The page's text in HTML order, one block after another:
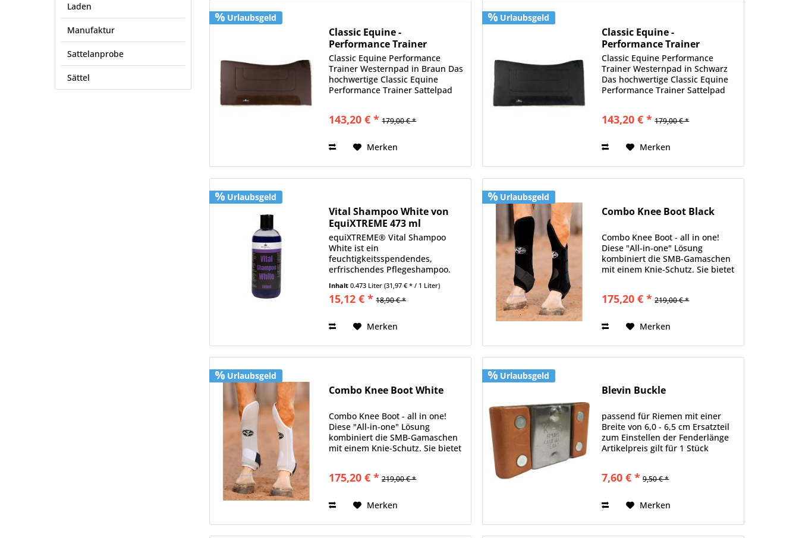
Laden
Manufaktur
Sattelanprobe
Sättel
Urlaubsgeld
Classic Equine -
Performance Trainer
Westernpad...
Classic Equine Performance
Trainer Westernpad in Braun Das
hochwertige Classic Equine
Performance Trainer Sattelpad
Wollfilzkern absorbiert Stöße und
143,20 € * 179,00 € *
Merken
Urlaubsgeld
Classic Equine -
Performance Trainer
Westernpad
Classic Equine Performance
Trainer Westernpad in Schwarz
Das hochwertige Classic Equine
Performance Trainer Sattelpad
Wollfilzkern absorbiert Stöße und
143,20 € * 179,00 € *
Merken
Urlaubsgeld
Vital Shampoo White von
EquiXTREME 473 ml
equiXTREME® Vital Shampoo
White ist ein
feuchtigkeitsspendendes,
erfrischendes Pflegeshampoo.
Verschmutzungen schneller
beseitigt Mist- und Grasfkecken
geeignet erfrischt und...
Inhalt0.473 Liter(31,97 € * / 1 Liter)
15,12 € * 18,90 € *
Merken
Urlaubsgeld
Combo Knee Boot Black
Combo Knee Boot - all in one!
Diese "All-in-one" Lösung
kombiniert die SMB-Gamaschen
mit einem Knie-Schutz. Sie bietet
Gamaschen. Die Verlängerung
175,20 € * 219,00 € *
Merken
Urlaubsgeld
Combo Knee Boot White
Combo Knee Boot - all in one!
Diese "All-in-one" Lösung
kombiniert die SMB-Gamaschen
mit einem Knie-Schutz. Sie bietet
Gamaschen .Die.Verlängerung
175,20 € * 219,00 € *
Merken
Urlaubsgeld
Blevin Buckle
passend für Riemen mit einer
Breite von 6,0 - 6,5 cm Ersatzteil
zum Einstellen der Fenderlänge
Artikelpreis gilt für 1 Stück
7,60 € * 9,50 € *
Merken